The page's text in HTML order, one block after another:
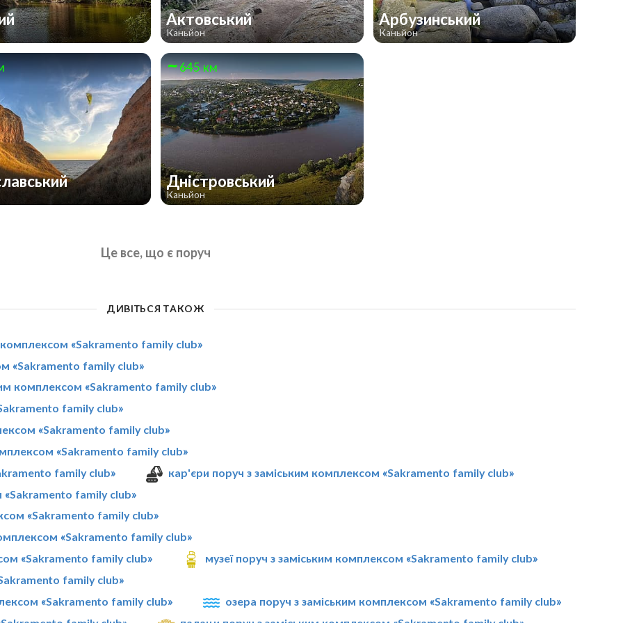
Актовський
Каньйон
Арбузинський
Каньйон
645 км
Дністровський
Каньйон
Це все, що є поруч
ДИВІТЬСЯ ТАКОЖ
комплексом «Sakramento family club»
«Sakramento family club»
комплексом «Sakramento family club»
family club»
«Sakramento family club»
«Sakramento family club»
family club»
кар'єри поруч з заміським комплексом «Sakramento family club»
«Sakramento family club»
«Sakramento family club»
«Sakramento family club»
«Sakramento family club»
музеї поруч з заміським комплексом «Sakramento family club»
family club»
«Sakramento family club»
озера поруч з заміським комплексом «Sakramento family club»